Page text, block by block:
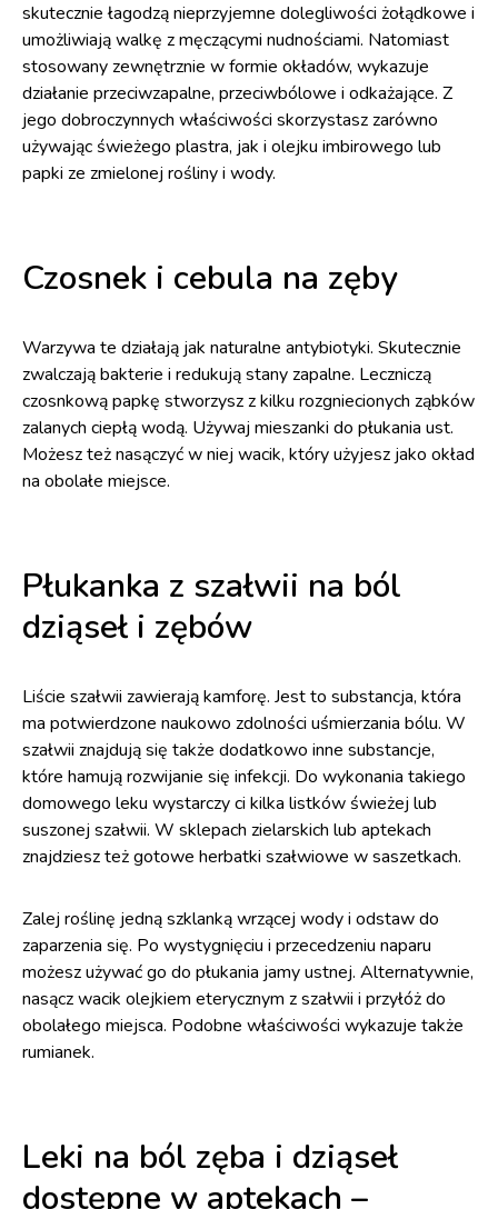
skutecznie łagodzą nieprzyjemne dolegliwości żołądkowe i
umożliwiają walkę z męczącymi nudnościami. Natomiast
stosowany zewnętrznie w formie okładów, wykazuje
działanie przeciwzapalne, przeciwbólowe i odkażające. Z
jego dobroczynnych właściwości skorzystasz zarówno
używając świeżego plastra, jak i olejku imbirowego lub
papki ze zmielonej rośliny i wody.
Czosnek i cebula na zęby
Warzywa te działają jak naturalne antybiotyki. Skutecznie
zwalczają bakterie i redukują stany zapalne. Leczniczą
czosnkową papkę stworzysz z kilku rozgniecionych ząbków
zalanych ciepłą wodą. Używaj mieszanki do płukania ust.
Możesz też nasączyć w niej wacik, który użyjesz jako okład
na obolałe miejsce.
Płukanka z szałwii na ból
dziąseł i zębów
Liście szałwii zawierają kamforę. Jest to substancja, która
ma potwierdzone naukowo zdolności uśmierzania bólu. W
szałwii znajdują się także dodatkowo inne substancje,
które hamują rozwijanie się infekcji. Do wykonania takiego
domowego leku wystarczy ci kilka listków świeżej lub
suszonej szałwii. W sklepach zielarskich lub aptekach
znajdziesz też gotowe herbatki szałwiowe w saszetkach.
Zalej roślinę jedną szklanką wrzącej wody i odstaw do
zaparzenia się. Po wystygnięciu i przecedzeniu naparu
możesz używać go do płukania jamy ustnej. Alternatywnie,
nasącz wacik olejkiem eterycznym z szałwii i przyłóż do
obolałego miejsca. Podobne właściwości wykazuje także
rumianek.
Leki na ból zęba i dziąseł
dostępne w aptekach –